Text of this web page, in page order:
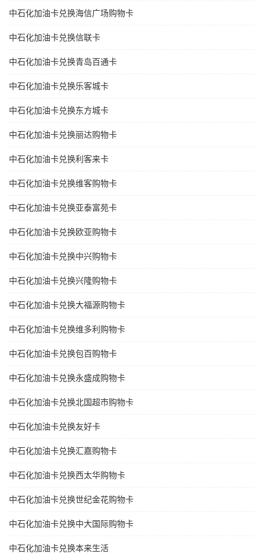
中石化加油卡兑换海信广场购物卡
中石化加油卡兑换信联卡
中石化加油卡兑换青岛百通卡
中石化加油卡兑换乐客城卡
中石化加油卡兑换东方城卡
中石化加油卡兑换丽达购物卡
中石化加油卡兑换利客来卡
中石化加油卡兑换维客购物卡
中石化加油卡兑换亚泰富苑卡
中石化加油卡兑换欧亚购物卡
中石化加油卡兑换中兴购物卡
中石化加油卡兑换兴隆购物卡
中石化加油卡兑换大福源购物卡
中石化加油卡兑换维多利购物卡
中石化加油卡兑换包百购物卡
中石化加油卡兑换永盛成购物卡
中石化加油卡兑换北国超市购物卡
中石化加油卡兑换友好卡
中石化加油卡兑换汇嘉购物卡
中石化加油卡兑换西太华购物卡
中石化加油卡兑换世纪金花购物卡
中石化加油卡兑换中大国际购物卡
中石化加油卡兑换本来生活